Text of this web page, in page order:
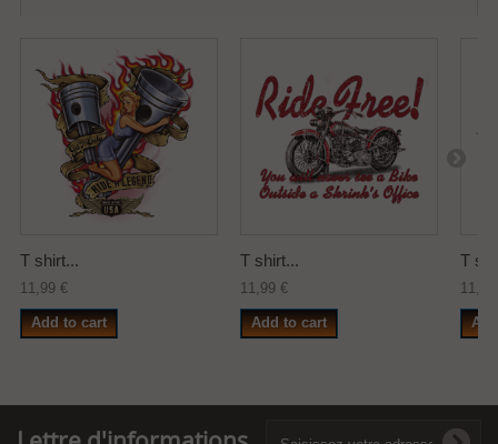
T shirt...
11,99 €
Add to cart
T shirt...
11,99 €
Add to cart
T